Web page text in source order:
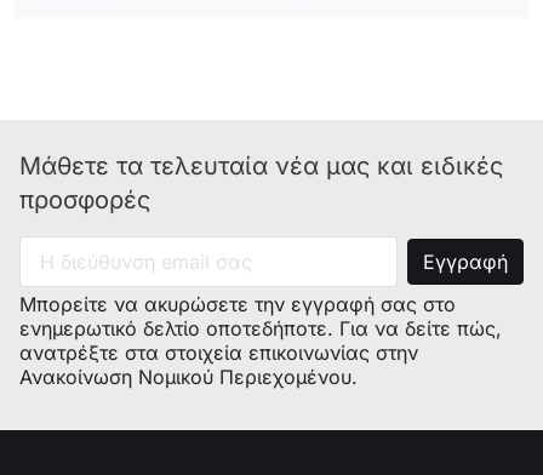
Μάθετε τα τελευταία νέα μας και ειδικές
προσφορές
Μπορείτε να ακυρώσετε την εγγραφή σας στο
ενημερωτικό δελτίο οποτεδήποτε. Για να δείτε πώς,
ανατρέξτε στα στοιχεία επικοινωνίας στην
Ανακοίνωση Νομικού Περιεχομένου.